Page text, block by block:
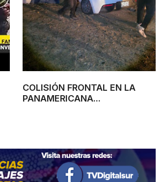
COLISIÓN FRONTAL EN LA
PANAMERICANA...